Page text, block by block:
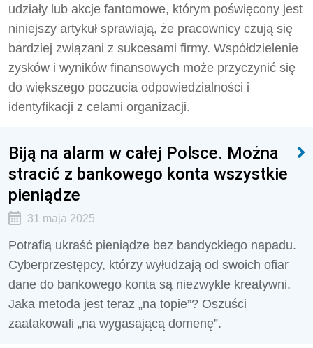
udziały lub akcje fantomowe, którym poświęcony jest
niniejszy artykuł sprawiają, że pracownicy czują się
bardziej związani z sukcesami firmy. Współdzielenie
zysków i wyników finansowych może przyczynić się
do większego poczucia odpowiedzialności i
identyfikacji z celami organizacji.
Biją na alarm w całej Polsce. Można
stracić z bankowego konta wszystkie
pieniądze
31 maja 2025
Potrafią ukraść pieniądze bez bandyckiego napadu.
Cyberprzestępcy, którzy wyłudzają od swoich ofiar
dane do bankowego konta są niezwykle kreatywni.
Jaka metoda jest teraz „na topie”? Oszuści
zaatakowali „na wygasającą domenę”.